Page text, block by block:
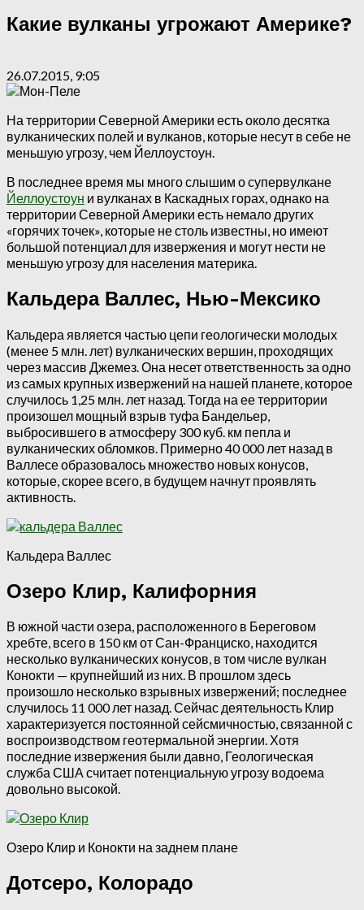
Какие вулканы угрожают Америке?
26.07.2015, 9:05
На территории Северной Америки есть около десятка
вулканических полей и вулканов, которые несут в себе не
меньшую угрозу, чем Йеллоустоун.
В последнее время мы много слышим о супервулкане
Йеллоустоун и вулканах в Каскадных горах, однако на
территории Северной Америки есть немало других
«горячих точек», которые не столь известны, но имеют
большой потенциал для извержения и могут нести не
меньшую угрозу для населения материка.
Кальдера Валлес, Нью-Мексико
Кальдера является частью цепи геологически молодых
(менее 5 млн. лет) вулканических вершин, проходящих
через массив Джемез. Она несет ответственность за одно
из самых крупных извержений на нашей планете, которое
случилось 1,25 млн. лет назад. Тогда на ее территории
произошел мощный взрыв туфа Бандельер,
выбросившего в атмосферу 300 куб. км пепла и
вулканических обломков. Примерно 40 000 лет назад в
Валлесе образовалось множество новых конусов,
которые, скорее всего, в будущем начнут проявлять
активность.
Кальдера Валлес
Озеро Клир, Калифорния
В южной части озера, расположенного в Береговом
хребте, всего в 150 км от Сан-Франциско, находится
несколько вулканических конусов, в том числе вулкан
Конокти — крупнейший из них. В прошлом здесь
произошло несколько взрывных извержений; последнее
случилось 11 000 лет назад. Сейчас деятельность Клир
характеризуется постоянной сейсмичностью, связанной с
воспроизводством геотермальной энергии. Хотя
последние извержения были давно, Геологическая
служба США считает потенциальную угрозу водоема
довольно высокой.
Озеро Клир и Конокти на заднем плане
Дотсеро, Колорадо